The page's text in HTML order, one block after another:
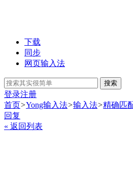
下载
同步
网页输入法
搜索
登录注册
首页>Yong输入法>输入法>精确匹
回复
« 返回列表